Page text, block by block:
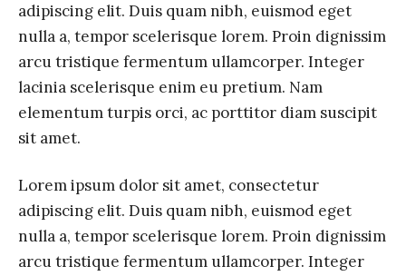
adipiscing elit. Duis quam nibh, euismod eget
nulla a, tempor scelerisque lorem. Proin dignissim
arcu tristique fermentum ullamcorper. Integer
lacinia scelerisque enim eu pretium. Nam
elementum turpis orci, ac porttitor diam suscipit
sit amet.
Lorem ipsum dolor sit amet, consectetur
adipiscing elit. Duis quam nibh, euismod eget
nulla a, tempor scelerisque lorem. Proin dignissim
arcu tristique fermentum ullamcorper. Integer